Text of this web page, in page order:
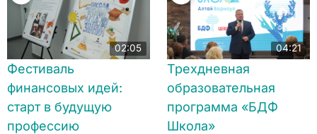
02:05
Фестиваль
финансовых идей:
старт в будущую
профессию
04:21
Трехдневная
образовательная
программа «БДФ
Школа»